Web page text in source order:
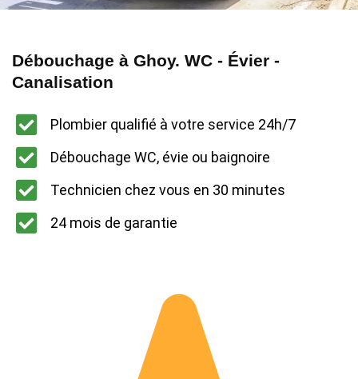
Débouchage à Ghoy. WC - Évier -
Canalisation
Plombier qualifié à votre service 24h/7
Débouchage WC, évie ou baignoire
Technicien chez vous en 30 minutes
24 mois de garantie